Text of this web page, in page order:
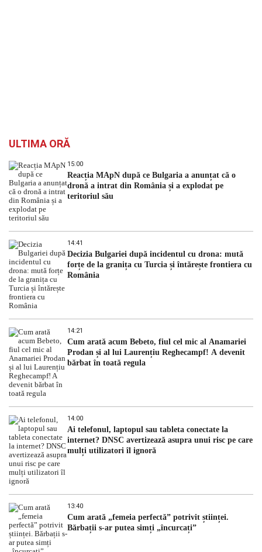
ULTIMA ORĂ
15:00
Reacția MApN după ce Bulgaria a anunțat că o
dronă a intrat din România și a explodat pe
teritoriul său
14:41
Decizia Bulgariei după incidentul cu drona: mută
forțe de la granița cu Turcia și întărește frontiera cu
România
14:21
Cum arată acum Bebeto, fiul cel mic al Anamariei
Prodan și al lui Laurențiu Reghecampf! A devenit
bărbat în toată regula
14:00
Ai telefonul, laptopul sau tableta conectate la
internet? DNSC avertizează asupra unui risc pe care
mulți utilizatori îl ignoră
13:40
Cum arată „femeia perfectă” potrivit științei.
Bărbații s-ar putea simți „încurcați”